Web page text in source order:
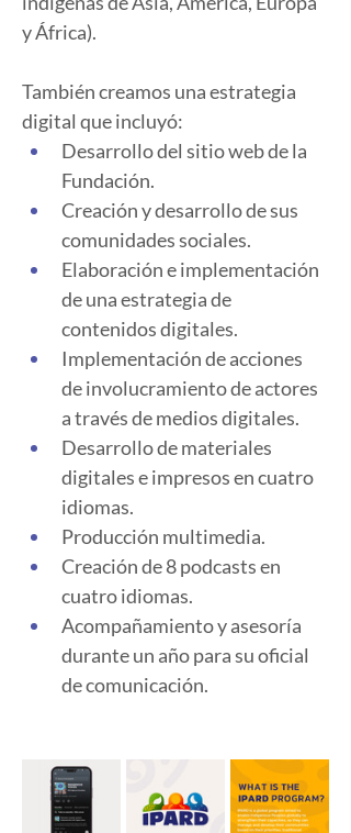
y África).
También creamos una estrategia
digital que incluyó:
Desarrollo del sitio web de la
Fundación.
Creación y desarrollo de sus
comunidades sociales.
Elaboración e implementación
de una estrategia de
contenidos digitales.
Implementación de acciones
de involucramiento de actores
a través de medios digitales.
Desarrollo de materiales
digitales e impresos en cuatro
idiomas.
Producción multimedia.
Creación de 8 podcasts en
cuatro idiomas.
Acompañamiento y asesoría
durante un año para su oficial
de comunicación.